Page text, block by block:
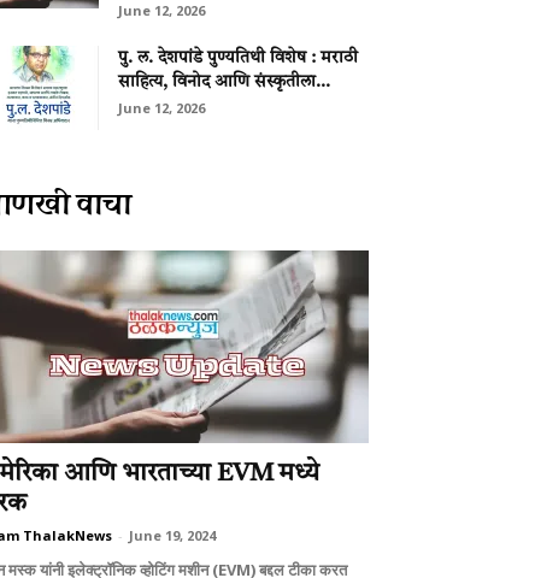
June 12, 2026
पु. ल. देशपांडे पुण्यतिथी विशेष : मराठी
साहित्य, विनोद आणि संस्कृतीला...
June 12, 2026
वाचा
आणि भारताच्या EVM मध्ये
ThalakNews - June 19, 2024
मस्क यांनी इलेक्ट्रॉनिक व्होटिंग मशीन (EVM) बद्दल टीका करत